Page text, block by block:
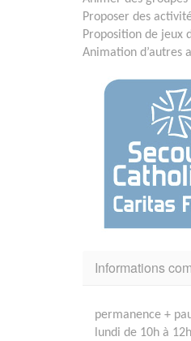
Proposer des
Proposition de jeux
Animation d’autres
Informations
permanence +
lundi de 10h à